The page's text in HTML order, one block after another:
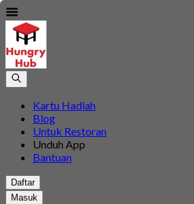
Kartu Hadiah
Blog
Untuk Restoran
Unduh App
Bantuan
Daftar
Masuk